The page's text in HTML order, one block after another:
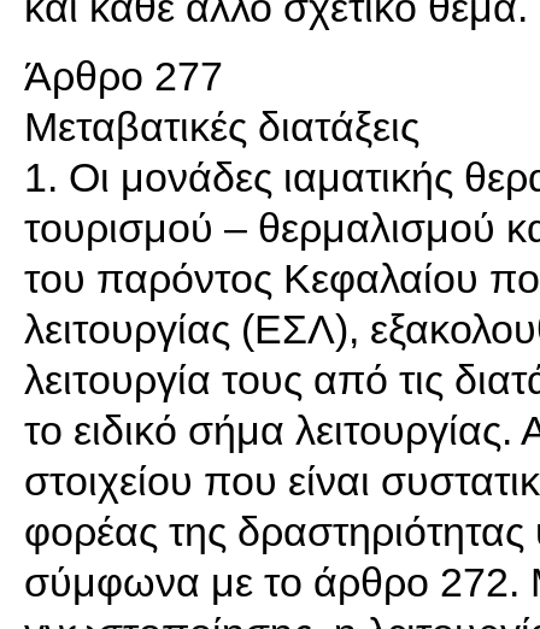
Άρθρο 277
Μεταβατικές διατάξεις
1. Οι μονάδες ιαματικής
τουρισμού – θερμαλισμού
του παρόντος Κεφαλαίου
λειτουργίας (ΕΣΛ),
λειτουργία τους από τις
το ειδικό σήμα
στοιχείου που είναι
φορέας της
σύμφωνα με το άρθρο 272.